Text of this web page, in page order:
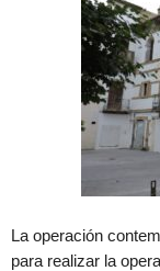
La operación
para realizar la